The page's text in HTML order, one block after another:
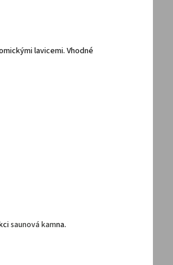
lavicemi. Vhodné
saunová kamna.